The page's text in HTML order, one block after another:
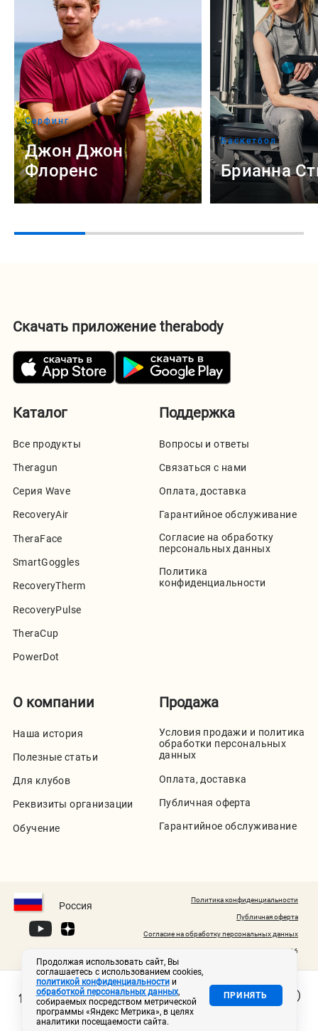
Серфинг
Джон Джон
Флоренс
Баскетбол
Брианна
Каталог
Все продукты
Theragun
Серия Wave
RecoveryAir
TheraFace
SmartGoggles
RecoveryTherm
RecoveryPulse
TheraCup
PowerDot
Поддержка
Вопросы и ответы
Связаться с нами
Оплата, доставка
Гарантийное обслуживание
Согласие на обработку
персональных данных
Политика
конфиденциальности
О компании
Наша история
Полезные статьи
Для клубов
Реквизиты организации
Обучение
Продажа
Условия продажи и политика
обработки персональных
данных
Оплата, доставка
Публичная оферта
Гарантийное обслуживание
Скачать приложение therabody
Россия
Политика конфиденциальности
Публичная оферта
Согласие на обработку персональных данных
© 2020-2026
Продолжая использовать сайт, Вы
соглашаетесь с использованием cookies,
политикой конфиденциальностии
обработкой персональных данных,
собираемых посредством метрической
программы «Яндекс Метрика», в целях
аналитики посещаемости сайта.
ПРИНЯТЬ